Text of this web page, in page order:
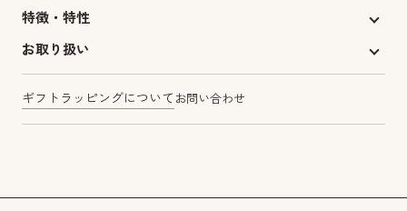
特徴・特性
お取り扱い
ギフトラッピングについて お問い合わせ